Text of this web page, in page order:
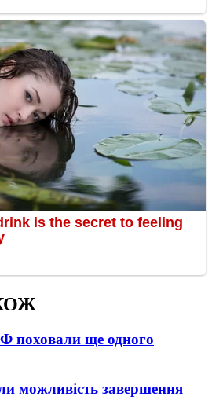
поховали ще одного
можливість завершення